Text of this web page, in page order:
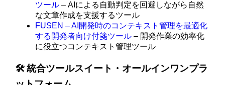
ツール – AIによる自動判定を回避しながら自然
な文章作成を支援するツール
FUSEN – AI開発時のコンテキスト管理を最適化
する開発者向け付箋ツール – 開発作業の効率化
に役立つコンテキスト管理ツール
🛠️ 統合ツールスイート・オールインワンプラ